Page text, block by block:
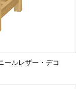
ールレザー・デコ